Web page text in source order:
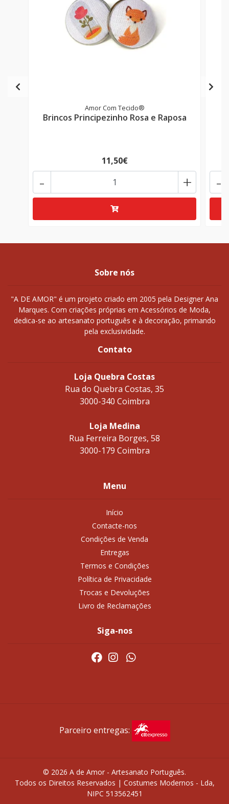
Amor Com Tecido®
Brincos Principezinho Rosa e Raposa
11,50€
+
- -
Sobre nós
"A DE AMOR" é um projeto criado em 2005 pela Designer Ana
Marques. Com criações próprias em Acessórios de Moda,
dedica-se ao artesanato português e à decoração, primando
pela exclusividade.
Contato
Loja Quebra Costas
Rua do Quebra Costas, 35
3000-340 Coimbra
Loja Medina
Rua Ferreira Borges, 58
3000-179 Coimbra
Menu
Início
Contacte-nos
Condições de Venda
Entregas
Termos e Condições
Política de Privacidade
Trocas e Devoluções
Livro de Reclamações
Siga-nos
Parceiro entregas:
© 2026 A de Amor - Artesanato Português.
Todos os Direitos Reservados | Costumes Modernos - Lda,
NIPC 513562451